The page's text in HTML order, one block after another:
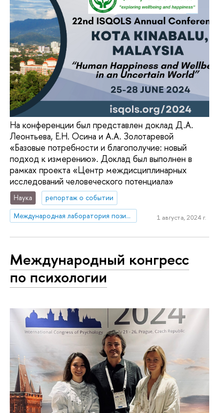
На конференции был представлен доклад Д.А.
Леонтьева, Е.Н. Осина и А.А. Золотаревой
«Базовые потребности и благополучие: новый
подход к измерению». Доклад был выполнен в
рамках проекта «Центр междисциплинарных
исследований человеческого потенциала»
Наука
репортаж о событии
Международная лаборатория позитивной психологии личности и мотивации
1 августа, 2024 г.
Международный конгресс
по психологии